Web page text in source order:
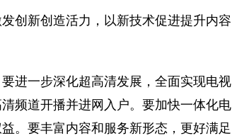
创新创造活力，以新技术促进提升内容
进一步深化超高清发展，全面实现电视
频道开播并进网入户。要加快一体化电
。要丰富内容和服务新形态，更好满足